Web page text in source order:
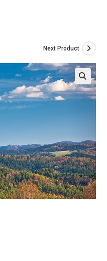
Next Product